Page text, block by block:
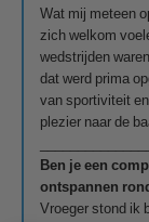
Wat mij meteen
zich welkom
wedstrijden
dat werd prima
van sportiviteit
plezier naar de
Ben je een
ontspannen
Vroeger stond ik